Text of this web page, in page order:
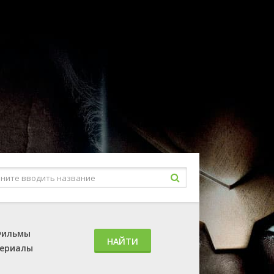
НАЙТИ